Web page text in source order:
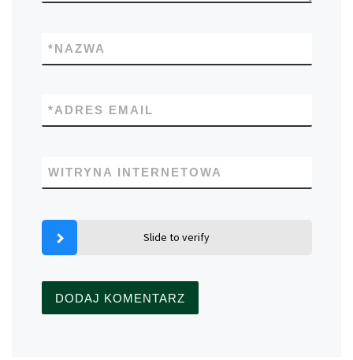
NAZWA
*
ADRES EMAIL
*
WITRYNA INTERNETOWA
Slide to verify